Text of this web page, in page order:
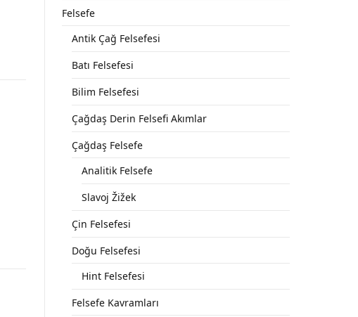
Felsefe
Antik Çağ Felsefesi
Batı Felsefesi
Bilim Felsefesi
Çağdaş Derin Felsefi Akımlar
Çağdaş Felsefe
Analitik Felsefe
Slavoj Žižek
Çin Felsefesi
Doğu Felsefesi
Hint Felsefesi
Felsefe Kavramları